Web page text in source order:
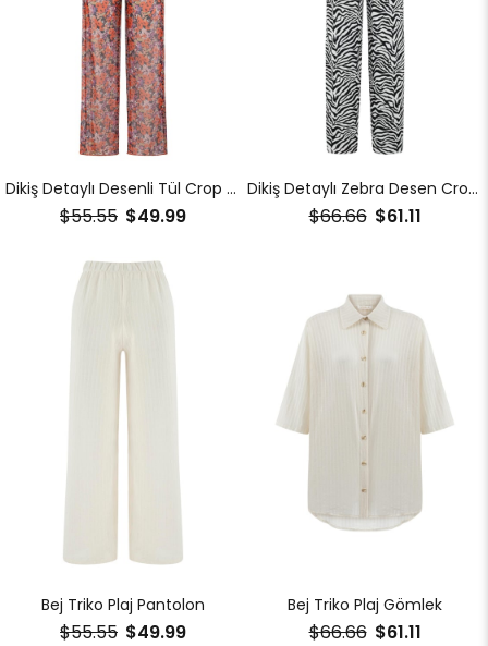
Dikiş Detaylı Desenli Tül Crop Pantolon Takım
$49.99
$55.55
Dikiş Detaylı Zebra Desen Crop Pantolon Takım
$61.11
$66.66
Bej Triko Plaj Pantolon
$49.99
$55.55
Bej Triko Plaj Gömlek
$61.11
$66.66